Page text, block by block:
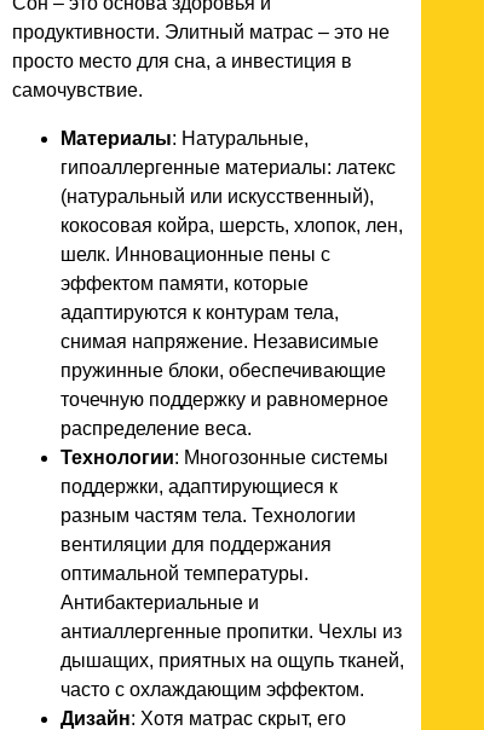
продуктивности. Элитный матрас – это не
просто место для сна, а инвестиция в
самочувствие.
Материалы: Натуральные,
гипоаллергенные материалы: латекс
(натуральный или искусственный),
кокосовая койра, шерсть, хлопок, лен,
шелк. Инновационные пены с
эффектом памяти, которые
адаптируются к контурам тела,
снимая напряжение. Независимые
пружинные блоки, обеспечивающие
точечную поддержку и равномерное
распределение веса.
Технологии: Многозонные системы
поддержки, адаптирующиеся к
разным частям тела. Технологии
вентиляции для поддержания
оптимальной температуры.
Антибактериальные и
антиаллергенные пропитки. Чехлы из
дышащих, приятных на ощупь тканей,
часто с охлаждающим эффектом.
Дизайн: Хотя матрас скрыт, его